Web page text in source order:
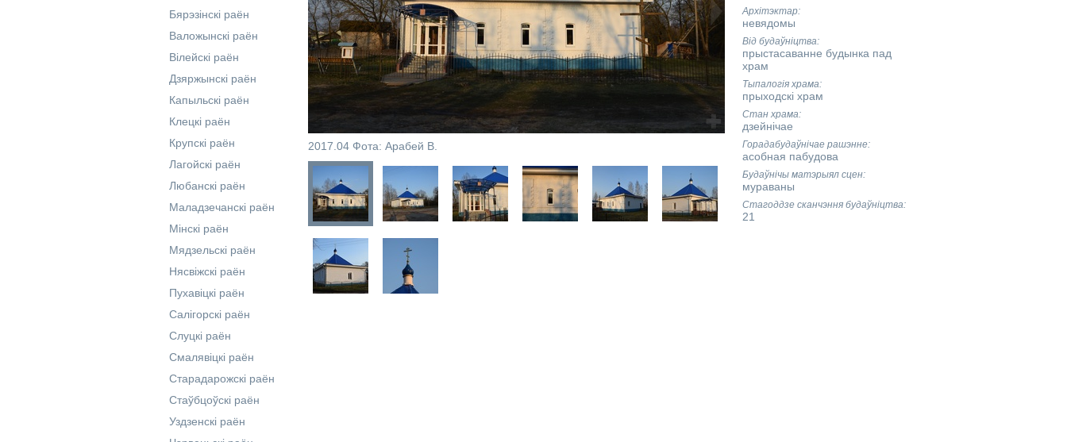
Бярэзінскі раён
Валожынскі раён
Вілейскі раён
Дзяржынскі раён
Капыльскі раён
Клецкі раён
Крупскі раён
Лагойскі раён
Любанскі раён
Маладзечанскі раён
Мінскі раён
Мядзельскі раён
Нясвіжскі раён
Пухавіцкі раён
Салігорскі раён
Слуцкі раён
Смалявіцкі раён
Старадарожскі раён
Стаўбцоўскі раён
Уздзенскі раён
2017.04 Фота: Арабей В.
Архітэктар
невядомы
Від будаўніцтва
прыстасаванне будынка пад
храм
Тыпалогія храма
прыходскі храм
Стан храма
дзейнічае
Горадабудаўнічае рашэнне
асобная пабудова
Будаўнічы матэрыял сцен
мураваны
Стагоддзе сканчэння будаўніцтва
21